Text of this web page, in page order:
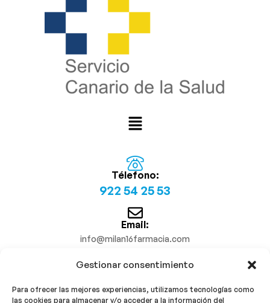
Gestionar consentimiento
Para ofrecer las mejores experiencias, utilizamos tecnologías como
las cookies para almacenar y/o acceder a la información del
Télefono:
922 54 25 53
Email:
info@milan16farmacia.com
¡Síguenos!